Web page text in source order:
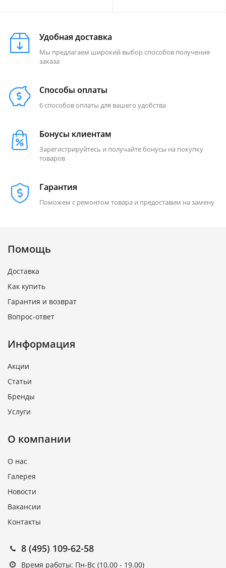
Удобная доставка
Мы предлагаем широкий выбор способов получения
заказа
Способы оплаты
6 способов оплаты для вашего удобства
Бонусы клиентам
Зарегистрируйтесь и получайте бонусы на покупку
товаров
Гарантия
Поможем с ремонтом товара и предоставим на замену
Помощь
Доставка
Как купить
Гарантия и возврат
Вопрос-ответ
Информация
Акции
Статьи
Бренды
Услуги
О компании
О нас
Галерея
Новости
Вакансии
Контакты
8 (495) 109-62-58
Время работы: Пн-Вс (10.00 - 19.00)